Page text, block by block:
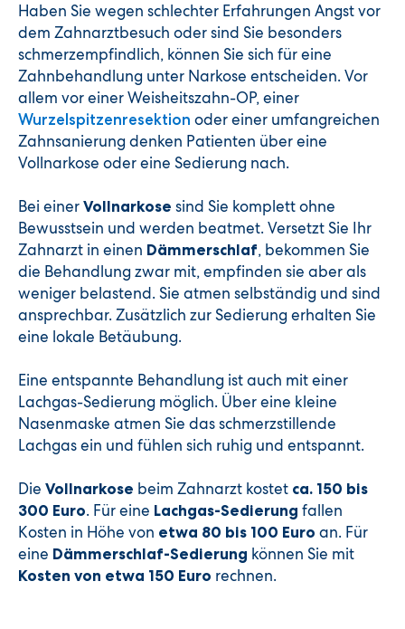
Haben Sie wegen schlechter Erfahrungen Angst vor
dem Zahnarztbesuch oder sind Sie besonders
schmerzempfindlich, können Sie sich für eine
Zahnbehandlung unter Narkose entscheiden. Vor
allem vor einer Weisheitszahn-OP, einer
Wurzelspitzenresektion oder einer umfangreichen
Zahnsanierung denken Patienten über eine
Vollnarkose oder eine Sedierung nach.
Bei einer Vollnarkose sind Sie komplett ohne
Bewusstsein und werden beatmet. Versetzt Sie Ihr
Zahnarzt in einen Dämmerschlaf, bekommen Sie
die Behandlung zwar mit, empfinden sie aber als
weniger belastend. Sie atmen selbständig und sind
ansprechbar. Zusätzlich zur Sedierung erhalten Sie
eine lokale Betäubung.
Eine entspannte Behandlung ist auch mit einer
Lachgas-Sedierung möglich. Über eine kleine
Nasenmaske atmen Sie das schmerzstillende
Lachgas ein und fühlen sich ruhig und entspannt.
Die Vollnarkose beim Zahnarzt kostet ca. 150 bis
300 Euro. Für eine Lachgas-Sedierung fallen
Kosten in Höhe von etwa 80 bis 100 Euro an. Für
eine Dämmerschlaf-Sedierung können Sie mit
Kosten von etwa 150 Euro rechnen.